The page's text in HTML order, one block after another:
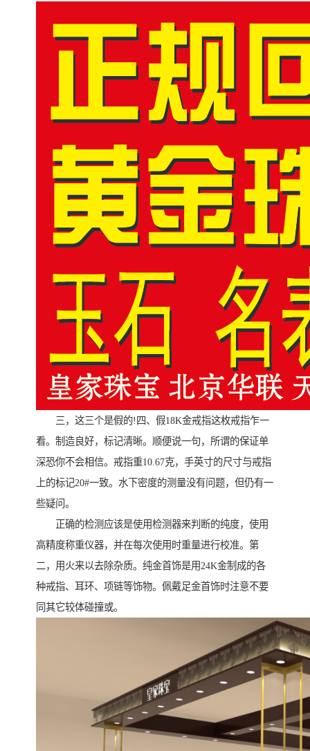
三，这三个是假的!四、假18K金戒指这枚戒指乍一
看。制造良好，标记清晰。顺便说一句，所谓的保证单
深恐你不会相信。戒指重10.67克，手英寸的尺寸与戒指
上的标记20#一致。水下密度的测量没有问题，但仍有一
些疑问。
正确的检测应该是使用检测器来判断的纯度，使用
高精度称重仪器，并在每次使用时重量进行校准。第
二，用火来以去除杂质。纯金首饰是用24K金制成的各
种戒指、耳环、项链等饰物。佩戴足金首饰时注意不要
同其它较体碰撞或。